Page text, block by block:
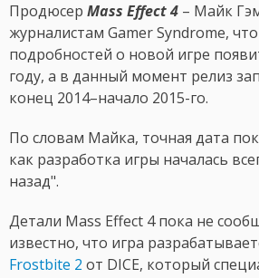
Продюсер Mass Effect 4 – Майк
журналистам Gamer Syndrome,
подробностей о новой игре
году, а в данный момент релиз
конец 2014–начало 2015-го.
По словам Майка, точная дата
как разработка игры началась
назад".
Детали Mass Effect 4 пока не
известно, что игра
Frostbite 2 от DICE, который